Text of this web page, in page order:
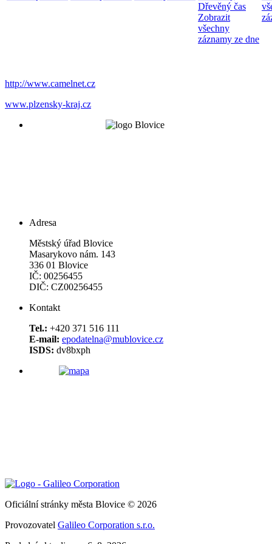
Dřevěný čas
Zobrazit
všechny
záznamy ze dne
http://www.camelnet.cz
www.plzensky-kraj.cz
Adresa
Městský úřad Blovice
Masarykovo nám. 143
336 01 Blovice
IČ: 00256455
DIČ: CZ00256455
Kontakt
Tel.: +420 371 516 111
E-mail: epodatelna@mublovice.cz
ISDS: dv8bxph
Oficiální stránky města Blovice © 2026
Provozovatel Galileo Corporation s.r.o.